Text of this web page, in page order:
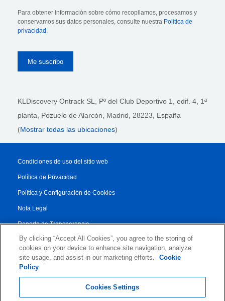
Para obtener información sobre cómo recopilamos, procesamos y
conservamos sus datos personales, consulte nuestra Política de
privacidad .
KLDiscovery Ontrack SL, Pº del Club Deportivo 1, edif. 4, 1ª
planta, Pozuelo de Alarcón, Madrid, 28223, España
(Mostrar todas las ubicaciones)
Condiciones de uso del sitio web
Política de Privacidad
Política y Configuración de Cookies
Nota Legal
Reporte de Transparencia
Condiciones Generales
Authorised Partner Agreement
© 2026 KLDiscovery Ontrack - All Rights Reserved.
By clicking “Accept All Cookies”, you agree to the storing of
cookies on your device to enhance site navigation, analyze
site usage, and assist in our marketing efforts.
Cookie
Policy
Cookies Settings